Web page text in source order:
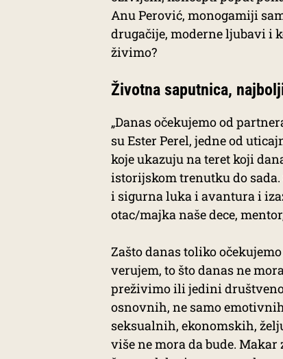
Anu Perović, monogamiji
drugačije, moderne ljubavi i
živimo?
Životna saputnica,
„Danas očekujemo od
su Ester Perel, jedne od
koje ukazuju na teret koji
istorijskom trenutku do
i sigurna luka i avantura i
otac/majka naše dece,
Zašto danas toliko
verujem, to što danas ne
preživimo ili jedini
osnovnih, ne samo
seksualnih, ekonomskih,
više ne mora da bude.